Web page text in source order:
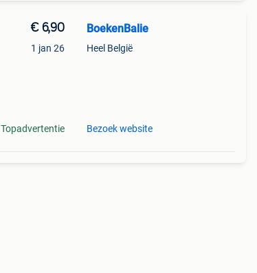
€ 6,90
1 jan 26
Topadvertentie
BoekenBalie
Heel België
Bezoek website